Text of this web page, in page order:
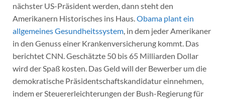
nächster US-Präsident werden, dann steht den
Amerikanern Historisches ins Haus. Obama plant ein
allgemeines Gesundheitssystem, in dem jeder Amerikaner
in den Genuss einer Krankenversicherung kommt. Das
berichtet CNN. Geschätzte 50 bis 65 Milliarden Dollar
wird der Spaß kosten. Das Geld will der Bewerber um die
demokratische Präsidentschaftskandidatur einnehmen,
indem er Steuererleichterungen der Bush-Regierung für